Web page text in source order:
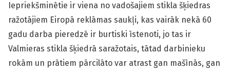
Iepriekšminētie ir viena no vadošajiem stikla šķiedras
ražotājiem Eiropā reklāmas saukļi, kas vairāk nekā 60
gadu darba pieredzē ir burtiski īstenoti, jo tas ir
Valmieras stikla šķiedrā saražotais, tātad darbinieku
rokām un prātiem pārcilāto var atrast gan mašīnās, gan